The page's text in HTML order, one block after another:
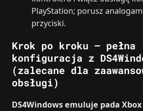
PlayStation; porusz
przyciski.
Krok po kroku – pełna
konfiguracja z
(zalecane dla
obsługi)
DS4Windows emuluje pada